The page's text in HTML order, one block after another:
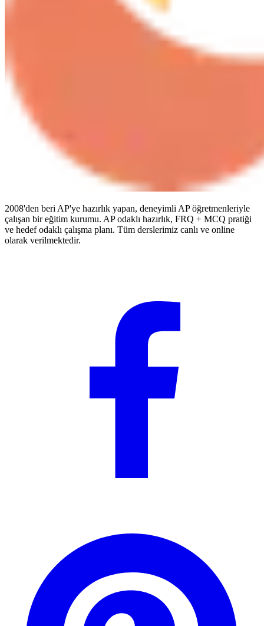
2008'den beri AP'ye hazırlık yapan, deneyimli AP öğretmenleriyle
çalışan bir eğitim kurumu. AP odaklı hazırlık, FRQ + MCQ pratiği
ve hedef odaklı çalışma planı. Tüm derslerimiz canlı ve online
olarak verilmektedir.